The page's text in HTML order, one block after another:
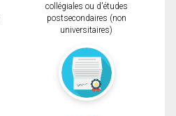
collégiales ou d'études
postsecondaires (non
universitaires)